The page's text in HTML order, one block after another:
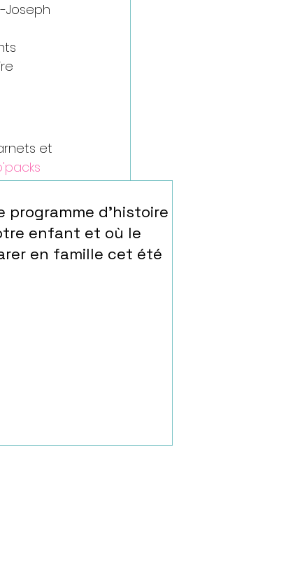
Joseph
et
programme d'histoire
enfant et où le
en famille cet été